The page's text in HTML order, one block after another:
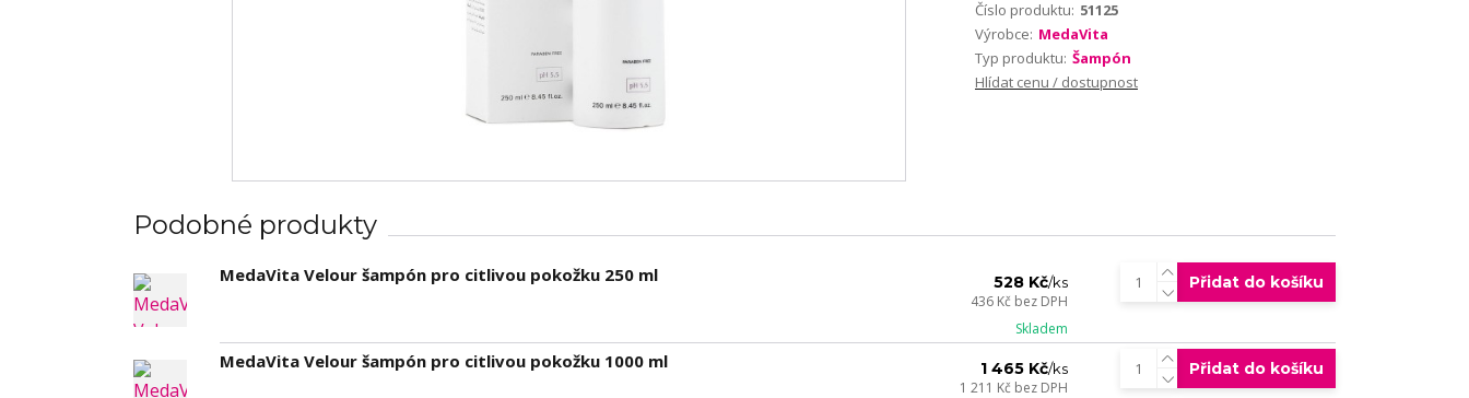
Číslo produktu: 51125
Výrobce: MedaVita
Typ produktu: Šampón
Hlídat cenu / dostupnost
Podobné produkty
MedaVita Velour šampón pro citlivou pokožku 250 ml 528 Kč/ks
436 Kč bez DPH
Skladem
Přidat do košíku
MedaVita Velour šampón pro citlivou pokožku 1000 ml 1 465 Kč/ks
1 211 Kč bez DPH
Přidat do košíku